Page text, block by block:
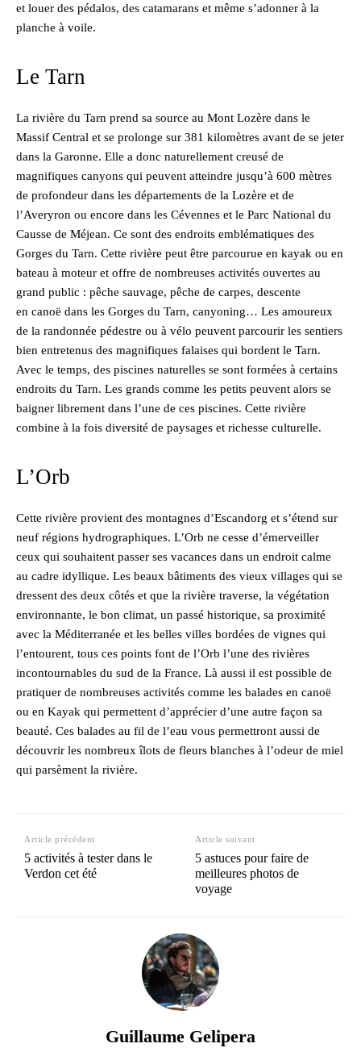
et louer des pédalos, des catamarans et même s’adonner à la
planche à voile.
Le Tarn
La rivière du Tarn prend sa source au Mont Lozère dans le
Massif Central et se prolonge sur 381 kilomètres avant de se jeter
dans la Garonne. Elle a donc naturellement creusé de
magnifiques canyons qui peuvent atteindre jusqu’à 600 mètres
de profondeur dans les départements de la Lozère et de
l’Averyron ou encore dans les Cévennes et le Parc National du
Causse de Méjean. Ce sont des endroits emblématiques des
Gorges du Tarn. Cette rivière peut être parcourue en kayak ou en
bateau à moteur et offre de nombreuses activités ouvertes au
grand public : pêche sauvage, pêche de carpes, descente
en canoë dans les Gorges du Tarn, canyoning… Les amoureux
de la randonnée pédestre ou à vélo peuvent parcourir les sentiers
bien entretenus des magnifiques falaises qui bordent le Tarn.
Avec le temps, des piscines naturelles se sont formées à certains
endroits du Tarn. Les grands comme les petits peuvent alors se
baigner librement dans l’une de ces piscines. Cette rivière
combine à la fois diversité de paysages et richesse culturelle.
L’Orb
Cette rivière provient des montagnes d’Escandorg et s’étend sur
neuf régions hydrographiques. L’Orb ne cesse d’émerveiller
ceux qui souhaitent passer ses vacances dans un endroit calme
au cadre idyllique. Les beaux bâtiments des vieux villages qui se
dressent des deux côtés et que la rivière traverse, la végétation
environnante, le bon climat, un passé historique, sa proximité
avec la Méditerranée et les belles villes bordées de vignes qui
l’entourent, tous ces points font de l’Orb l’une des rivières
incontournables du sud de la France. Là aussi il est possible de
pratiquer de nombreuses activités comme les balades en canoë
ou en Kayak qui permettent d’apprécier d’une autre façon sa
beauté. Ces balades au fil de l’eau vous permettront aussi de
découvrir les nombreux îlots de fleurs blanches à l’odeur de miel
qui parsèment la rivière.
Article précédent
5 activités à tester dans le
Verdon cet été
Article suivant
5 astuces pour faire de
meilleures photos de
voyage
Guillaume Gelipera